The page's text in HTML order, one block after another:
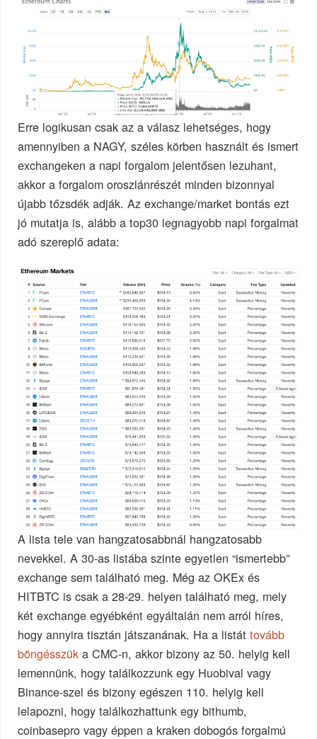
Erre logikusan csak az a válasz lehetséges, hogy
amennyiben a NAGY, széles körben használt és ismert
exchangeken a napi forgalom jelentősen lezuhant,
akkor a forgalom oroszlánrészét minden bizonnyal
újabb tőzsdék adják. Az exchange/market bontás ezt
jó mutatja is, alább a top30 legnagyobb napi forgalmat
adó szereplő adata:
A lista tele van hangzatosabbnál hangzatosabb
nevekkel. A 30-as listába szinte egyetlen “ismertebb”
exchange sem található meg. Még az OKEx és
HITBTC is csak a 28-29. helyen található meg, mely
két exchange egyébként egyáltalán nem arról híres,
hogy annyira tisztán játszanának. Ha a listáttovább
böngésszük a CMC-n, akkor bizony az 50. helyig kell
lemennünk, hogy találkozzunk egy Huobival vagy
Binance-szel és bizony egészen 110. helyig kell
lelapozni, hogy találkozhattunk egy bithumb,
coinbasepro vagy éppen a kraken dobogós forgalmú